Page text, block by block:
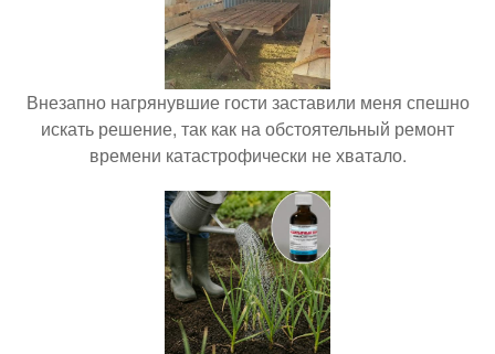
Внезапно нагрянувшие гости заставили меня спешно
искать решение, так как на обстоятельный ремонт
времени катастрофически не хватало.